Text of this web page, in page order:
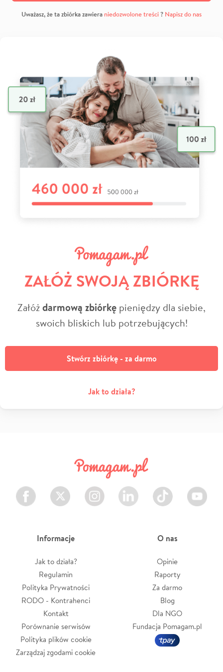
Uważasz, że ta zbiórka zawiera niedozwolone treści? Napisz do nas
ZAŁÓŻ SWOJĄ ZBIÓRKĘ
Załóżdarmową zbiórkę pieniędzy dla siebie,
swoich bliskich lub potrzebujących!
Stwórz zbiórkę - za darmo
Jak to działa?
Facebook Twitter Instagram LinkedIn TikTok Youtube
Informacje
Jak to działa?
Regulamin
Polityka Prywatności
RODO - Kontrahenci
Kontakt
Porównanie serwisów
Polityka plików cookie
Zarządzaj zgodami cookie
O nas
Opinie
Raporty
Za darmo
Blog
Dla NGO
Fundacja Pomagam.pl